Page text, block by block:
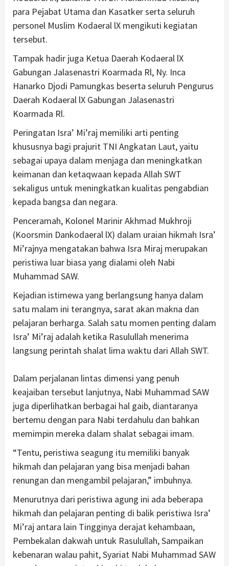
para Pejabat Utama dan Kasatker serta seluruh
personel Muslim Kodaeral lX mengikuti kegiatan
tersebut.
Tampak hadir juga Ketua Daerah Kodaeral lX
Gabungan Jalasenastri Koarmada Rl, Ny. Inca
Hanarko Djodi Pamungkas beserta seluruh Pengurus
Daerah Kodaeral lX Gabungan Jalasenastri
Koarmada Rl.
Peringatan Isra’ Mi’raj memiliki arti penting
khususnya bagi prajurit TNI Angkatan Laut, yaitu
sebagai upaya dalam menjaga dan meningkatkan
keimanan dan ketaqwaan kepada Allah SWT
sekaligus untuk meningkatkan kualitas pengabdian
kepada bangsa dan negara.
Penceramah, Kolonel Marinir Akhmad Mukhroji
(Koorsmin Dankodaeral lX) dalam uraian hikmah Isra’
Mi’rajnya mengatakan bahwa Isra Miraj merupakan
peristiwa luar biasa yang dialami oleh Nabi
Muhammad SAW.
Kejadian istimewa yang berlangsung hanya dalam
satu malam ini terangnya, sarat akan makna dan
pelajaran berharga. Salah satu momen penting dalam
Isra’ Mi’raj adalah ketika Rasulullah menerima
langsung perintah shalat lima waktu dari Allah SWT.
Dalam perjalanan lintas dimensi yang penuh
keajaiban tersebut lanjutnya, Nabi Muhammad SAW
juga diperlihatkan berbagai hal gaib, diantaranya
bertemu dengan para Nabi terdahulu dan bahkan
memimpin mereka dalam shalat sebagai imam.
“Tentu, peristiwa seagung itu memiliki banyak
hikmah dan pelajaran yang bisa menjadi bahan
renungan dan mengambil pelajaran,” imbuhnya.
Menurutnya dari peristiwa agung ini ada beberapa
hikmah dan pelajaran penting di balik peristiwa Isra’
Mi’raj antara lain Tingginya derajat kehambaan,
Pembekalan dakwah untuk Rasulullah, Sampaikan
kebenaran walau pahit, Syariat Nabi Muhammad SAW